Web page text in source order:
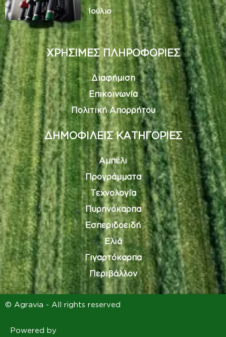
Ιούλιο
ΧΡΗΣΙΜΕΣ ΠΛΗΡΟΦΟΡΙΕΣ
Διαφήμιση
Επικοινωνία
Πολιτική Απορρήτου
ΔΗΜΟΦΙΛΕΙΣ ΚΑΤΗΓΟΡΙΕΣ
Αμπέλι
Προγράμματα
Τεχνολογία
Πυρηνόκαρπα
Εσπεριδοειδή
Ελιά
Γιγαρτόκαρπα
Περιβάλλον
© Agravia - All rights reserved
Powered by